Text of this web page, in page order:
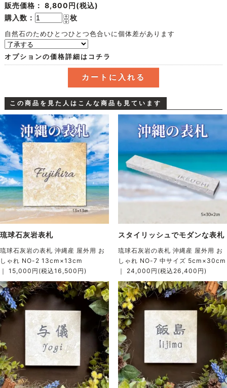
販売価格： 8,800円(税込)
購入数：
枚
自然石のためひとつひとつ色合いに個体差があります
オプションの価格詳細はコチラ
この商品を見た人はこんな商品も見ています
琉球石灰岩表札
琉球石灰岩の表札 沖縄産 屋外用 お
しゃれ NO-2 13cm×13cm
｜ 15,000円(税込16,500円)
スタイリッシュでモダンな表札
琉球石灰岩の表札 沖縄産 屋外用 お
しゃれ NO-7 中サイズ 5cm×30cm
｜ 24,000円(税込26,400円)